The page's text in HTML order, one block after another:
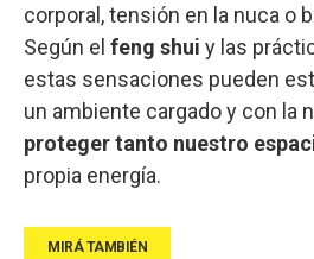
corporal, tensión en la nuca o
Según el feng shui y las
estas sensaciones pueden
un ambiente cargado y con la
proteger tanto nuestro
propia energía.